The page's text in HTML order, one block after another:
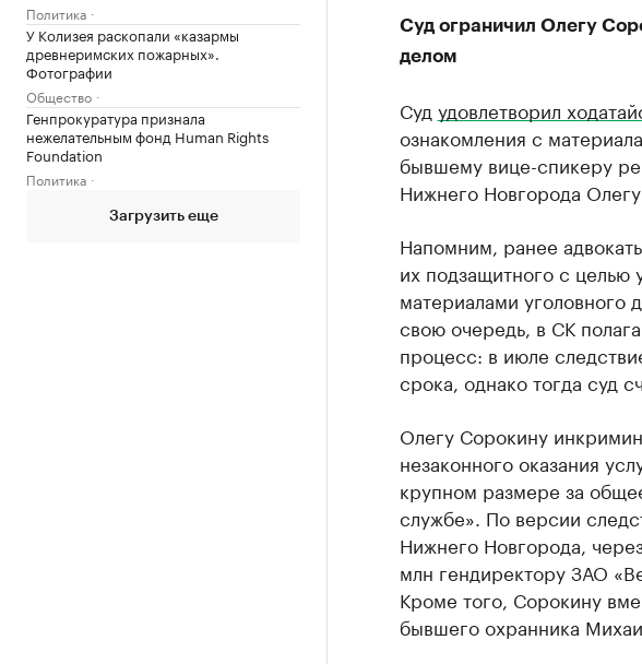
Политика
У Колизея раскопали «казармы
древнеримских пожарных».
Фотографии
Общество
Генпрокуратура признала
нежелательным фонд Human Rights
Foundation
Политика
Загрузить еще
Суд ограничил Олегу
делом
Суд удовлетворил
ознакомления с
бывшему вице-спикеру
Нижнего Новгорода
Напомним, ранее
их подзащитного с целью
материалами уголовного
свою очередь, в СК
процесс: в июле
срока, однако тогда суд
Олегу Сорокину
незаконного оказания
крупном размере за
службе». По версии
Нижнего Новгорода,
млн гендиректору ЗАО
Кроме того, Сорокину
бывшего охранника